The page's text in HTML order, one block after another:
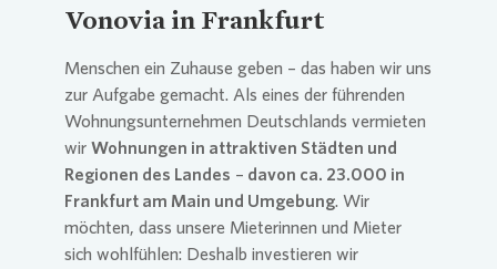
Vonovia in Frankfurt
Menschen ein Zuhause geben – das haben wir uns
zur Aufgabe gemacht. Als eines der führenden
Wohnungsunternehmen Deutschlands vermieten
wir Wohnungen in attraktiven Städten und
Regionen des Landes – davon ca. 23.000 in
Frankfurt am Main und Umgebung. Wir
möchten, dass unsere Mieterinnen und Mieter
sich wohlfühlen: Deshalb investieren wir